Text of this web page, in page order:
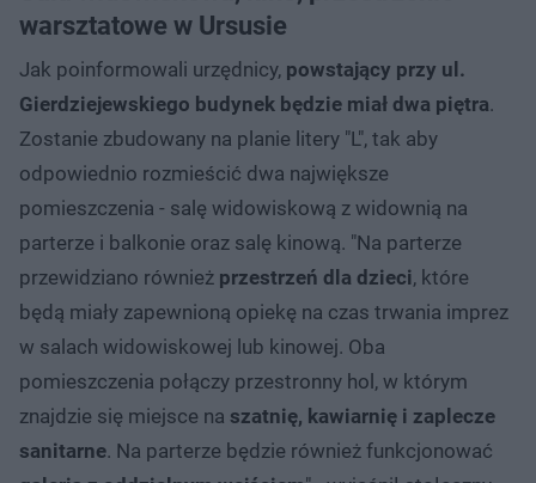
warsztatowe w Ursusie
Jak poinformowali urzędnicy, powstający przy ul.
Gierdziejewskiego budynek będzie miał dwa piętra.
Zostanie zbudowany na planie litery "L", tak aby
odpowiednio rozmieścić dwa największe
pomieszczenia - salę widowiskową z widownią na
parterze i balkonie oraz salę kinową. "Na parterze
przewidziano również przestrzeń dla dzieci, które
będą miały zapewnioną opiekę na czas trwania imprez
w salach widowiskowej lub kinowej. Oba
pomieszczenia połączy przestronny hol, w którym
znajdzie się miejsce na szatnię, kawiarnię i zaplecze
sanitarne. Na parterze będzie również funkcjonować